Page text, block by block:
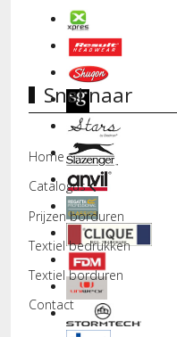
Snel naar
Home
Catalogus
Prijzen borduren
Textiel bedrukken
Textiel borduren
Contact